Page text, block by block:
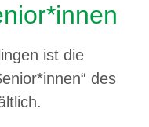
ist die
des